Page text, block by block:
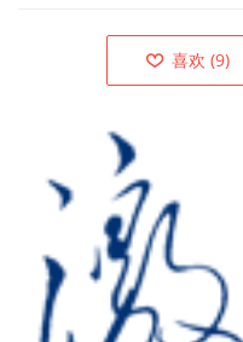
喜欢 (9)